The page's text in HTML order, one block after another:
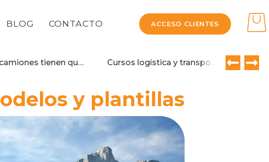
BLOG CONTACTO ACCESO CLIENTES
¿Los camiones tienen que llevar la baliza v16? Cursos logística y transporte 2026 – Oferta formativa Grupo Ferga
y plantillas